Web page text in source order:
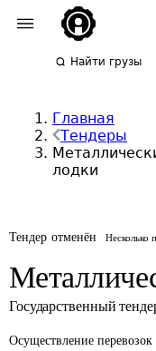
Найти грузы
Главная
Тендеры
лодки
Тендер отменён Несколько
Государственный
Осуществление перевозок